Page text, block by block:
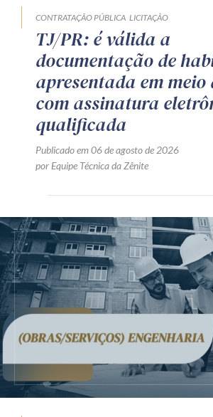
CONTRATAÇÃO PÚBLICA LICITAÇÃO
TJ/PR: é válida a
documentação de
apresentada em
com assinatura
qualificada
Publicado em 06 de agosto de 2026
por Equipe Técnica da Zênite